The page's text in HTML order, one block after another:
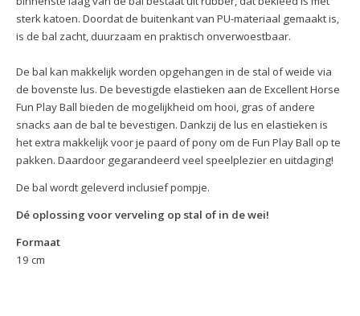
sterk katoen. Doordat de buitenkant van PU-materiaal gemaakt is,
is de bal zacht, duurzaam en praktisch onverwoestbaar.
De bal kan makkelijk worden opgehangen in de stal of weide via
de bovenste lus. De bevestigde elastieken aan de Excellent Horse
Fun Play Ball bieden de mogelijkheid om hooi, gras of andere
snacks aan de bal te bevestigen. Dankzij de lus en elastieken is
het extra makkelijk voor je paard of pony om de Fun Play Ball op te
pakken. Daardoor gegarandeerd veel speelplezier en uitdaging!
De bal wordt geleverd inclusief pompje.
Dé oplossing voor verveling op stal of in de wei!
Formaat
19 cm